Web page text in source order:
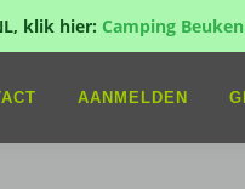
klik hier: Camping
AANMELDEN